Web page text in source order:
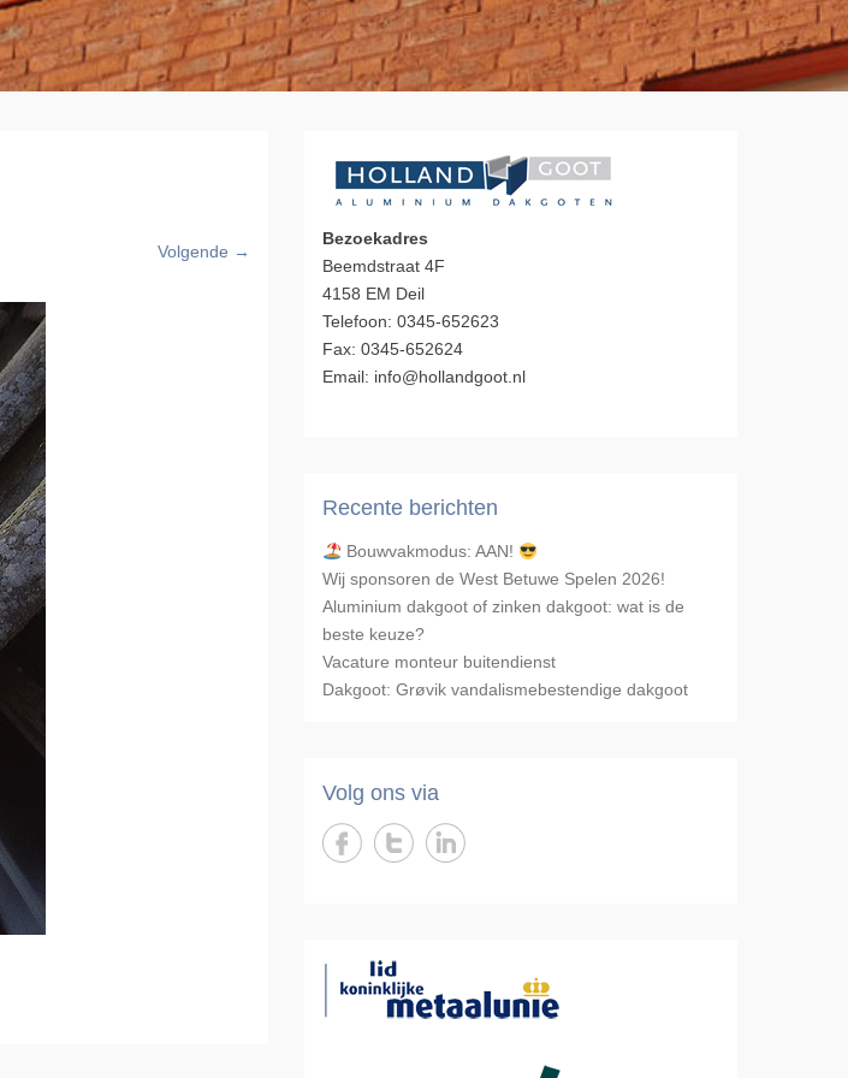
Volgende →
Bezoekadres
Beemdstraat 4F
4158 EM Deil
Telefoon: 0345-652623
Fax: 0345-652624
Email: info@hollandgoot.nl
Recente berichten
Bouwvakmodus: AAN!
Wij sponsoren de West Betuwe Spelen 2026!
Aluminium dakgoot of zinken dakgoot: wat is de
beste keuze?
Vacature monteur buitendienst
Dakgoot: Grøvik vandalismebestendige dakgoot
Volg ons via